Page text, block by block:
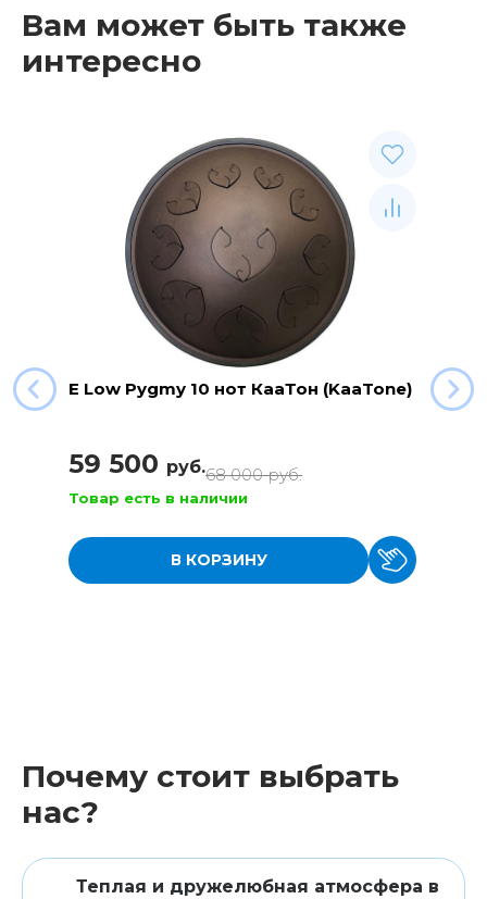
Вам может быть также
интересно
E Low Pygmy 10 нот КааТон (KaaTone)
59 500 руб.68 000руб.
Товар есть в наличии
В КОРЗИНУ
Почему стоит выбрать
нас?
Теплая и дружелюбная атмосфера в